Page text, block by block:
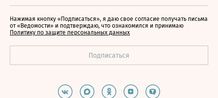
Нажимая кнопку «Подписаться», я даю свое согласие получать письма
от «Ведомости» и подтверждаю, что ознакомился и принимаю
Политику по защите персональных данных